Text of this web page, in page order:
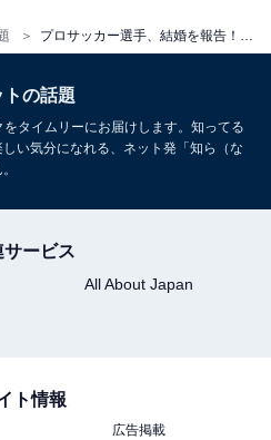
トの話題
タイムリーにお届けします。知ってる
い気分になれる、ネット発「知ら（な
サービス
All About Japan
ト情報
広告掲載